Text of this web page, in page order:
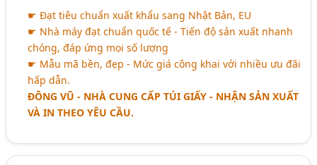
☛ Đạt tiêu chuẩn xuất khẩu sang Nhật Bản, EU
☛ Nhà máy đạt chuẩn quốc tế - Tiến độ sản xuất nhanh
chóng, đáp ứng mọi số lượng
☛ Mẫu mã bền, đẹp - Mức giá công khai với nhiều ưu đãi
hấp dẫn.
ĐÔNG VŨ - NHÀ CUNG CẤP TÚI GIẤY - NHẬN SẢN XUẤT
VÀ IN THEO YÊU CẦU.